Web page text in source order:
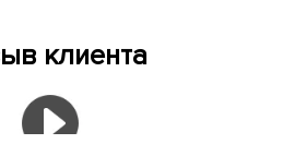
клиента